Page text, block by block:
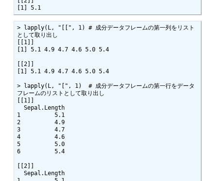
[1] 5.1
> lapply(L, "[[", 1) # 成分データフレームの第一列をリスト
として取り出し
[[1]]
[1] 5.1 4.9 4.7 4.6 5.0 5.4
[[2]]
[1] 5.1 4.9 4.7 4.6 5.0 5.4
> lapply(L, "[", 1)  # 成分データフレームの第一行をデータ
フレームのリストとして取り出し
[[1]]
1          5.1
2          4.9
3          4.7
4          4.6
5          5.0
6          5.4
[[2]]